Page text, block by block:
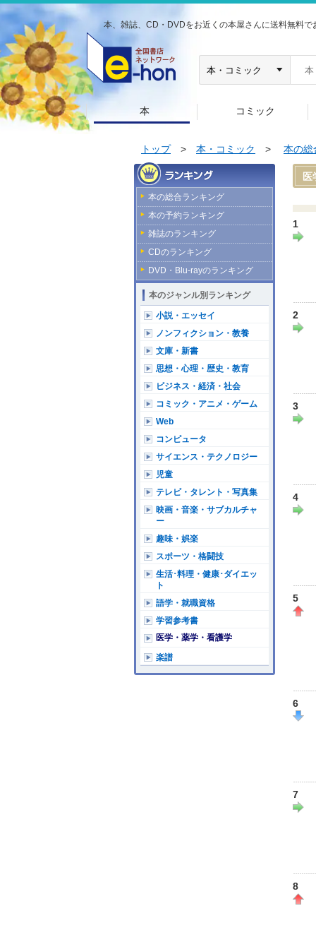
本、雑誌、CD・DVDをお近くの本屋さんに送料無料で
本 コミック
トップ> 本・コミック > 本の総
本の総合ランキング
本の予約ランキング
雑誌のランキング
CDのランキング
DVD・Blu-rayのランキング
本のジャンル別ランキング
小説・エッセイ
ノンフィクション・教養
文庫・新書
思想・心理・歴史・教育
ビジネス・経済・社会
コミック・アニメ・ゲーム
Web
コンピュータ
サイエンス・テクノロジー
児童
テレビ・タレント・写真集
映画・音楽・サブカルチャ
ー
趣味・娯楽
スポーツ・格闘技
生活･料理・健康･ダイエッ
ト
語学・就職資格
学習参考書
医学・薬学・看護学
楽譜
医
1
2
3
4
5
6
7
8